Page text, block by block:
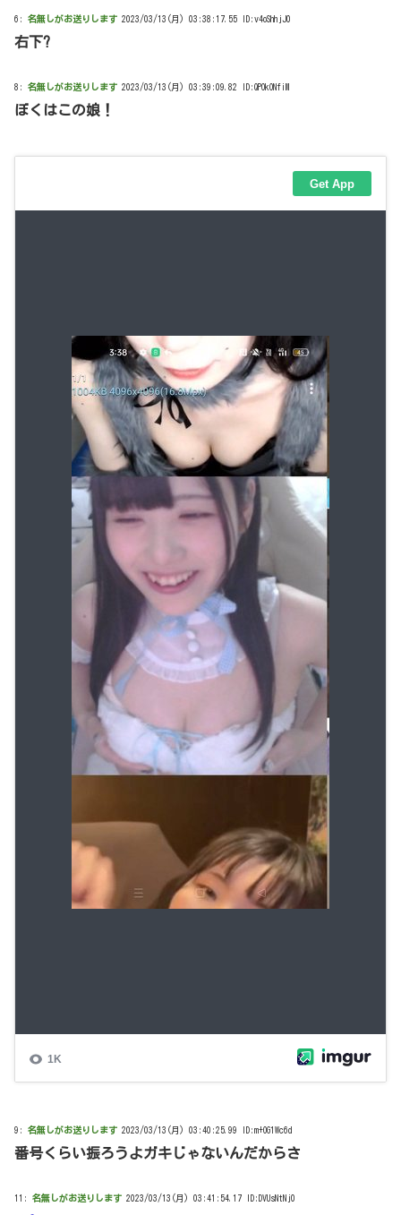
6: 名無しがお送りします 2023/03/13(月) 03:38:17.55 ID:v4oShhjJ0
右下?
8: 名無しがお送りします 2023/03/13(月) 03:39:09.82 ID:QPOkONfiM
ぼくはこの娘！
9: 名無しがお送りします 2023/03/13(月) 03:40:25.99 ID:m+OG1Wc6d
番号くらい振ろうよガキじゃないんだからさ
11: 名無しがお送りします 2023/03/13(月) 03:41:54.17 ID:DVUsNtNj0